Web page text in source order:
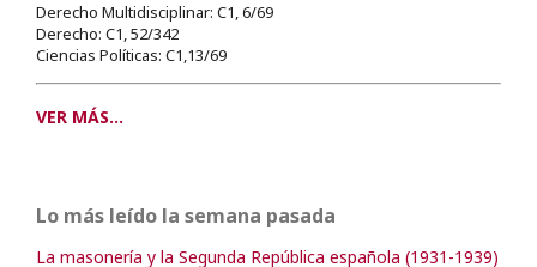
Derecho Multidisciplinar: C1, 6/69
Derecho: C1, 52/342
Ciencias Políticas: C1,13/69
VER MÁS...
Lo más leído la semana pasada
La masonería y la Segunda República española (1931-1939)